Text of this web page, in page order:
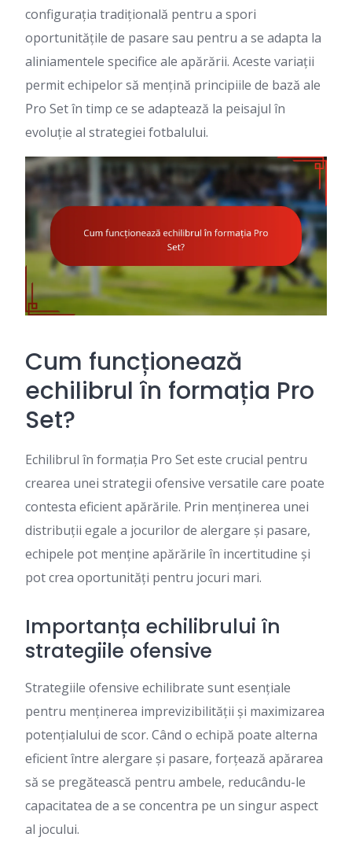
configurația tradițională pentru a spori
oportunitățile de pasare sau pentru a se adapta la
aliniamentele specifice ale apărării. Aceste variații
permit echipelor să mențină principiile de bază ale
Pro Set în timp ce se adaptează la peisajul în
evoluție al strategiei fotbalului.
Cum funcționează
echilibrul în formația Pro
Set?
Echilibrul în formația Pro Set este crucial pentru
crearea unei strategii ofensive versatile care poate
contesta eficient apărările. Prin menținerea unei
distribuții egale a jocurilor de alergare și pasare,
echipele pot menține apărările în incertitudine și
pot crea oportunități pentru jocuri mari.
Importanța echilibrului în
strategiile ofensive
Strategiile ofensive echilibrate sunt esențiale
pentru menținerea imprevizibilității și maximizarea
potențialului de scor. Când o echipă poate alterna
eficient între alergare și pasare, forțează apărarea
să se pregătească pentru ambele, reducându-le
capacitatea de a se concentra pe un singur aspect
al jocului.